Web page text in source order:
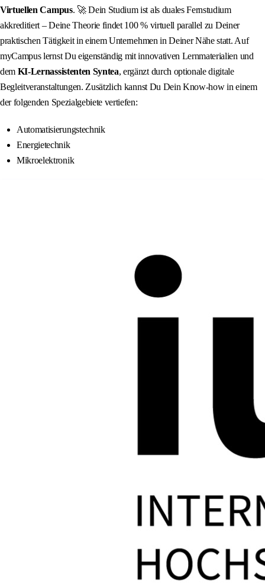
Virtuellen Campus. 🚀 Dein Studium ist als duales Fernstudium
akkreditiert – Deine Theorie findet 100 % virtuell parallel zu Deiner
praktischen Tätigkeit in einem Unternehmen in Deiner Nähe statt. Auf
myCampus lernst Du eigenständig mit innovativen Lernmaterialien und
dem KI‑Lernassistenten Syntea, ergänzt durch optionale digitale
Begleitveranstaltungen. Zusätzlich kannst Du Dein Know-how in einem
der folgenden Spezialgebiete vertiefen:
Automatisierungstechnik
Energietechnik
Mikroelektronik